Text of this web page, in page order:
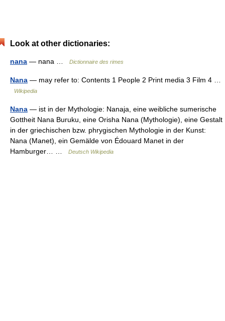
Look at other dictionaries:
nana — nana … Dictionnaire des rimes
Nana — may refer to: Contents 1 People 2 Print media 3 Film 4 …
Wikipedia
Nana — ist in der Mythologie: Nanaja, eine weibliche sumerische
Gottheit Nana Buruku, eine Orisha Nana (Mythologie), eine Gestalt
in der griechischen bzw. phrygischen Mythologie in der Kunst:
Nana (Manet), ein Gemälde von Édouard Manet in der
Hamburger… …
Deutsch Wikipedia